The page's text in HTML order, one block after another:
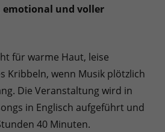
und voller
für warme Haut, leise
Kribbeln, wenn Musik plötzlich
Die Veranstaltung wird in
in Englisch aufgeführt und
40 Minuten.